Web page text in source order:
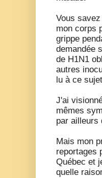
Vous
mon corps
grippe
demandée
de H1N1
autres
lu à ce
J'ai
mêmes
par ailleurs
Mais mon
reportages
Québec et
quelle